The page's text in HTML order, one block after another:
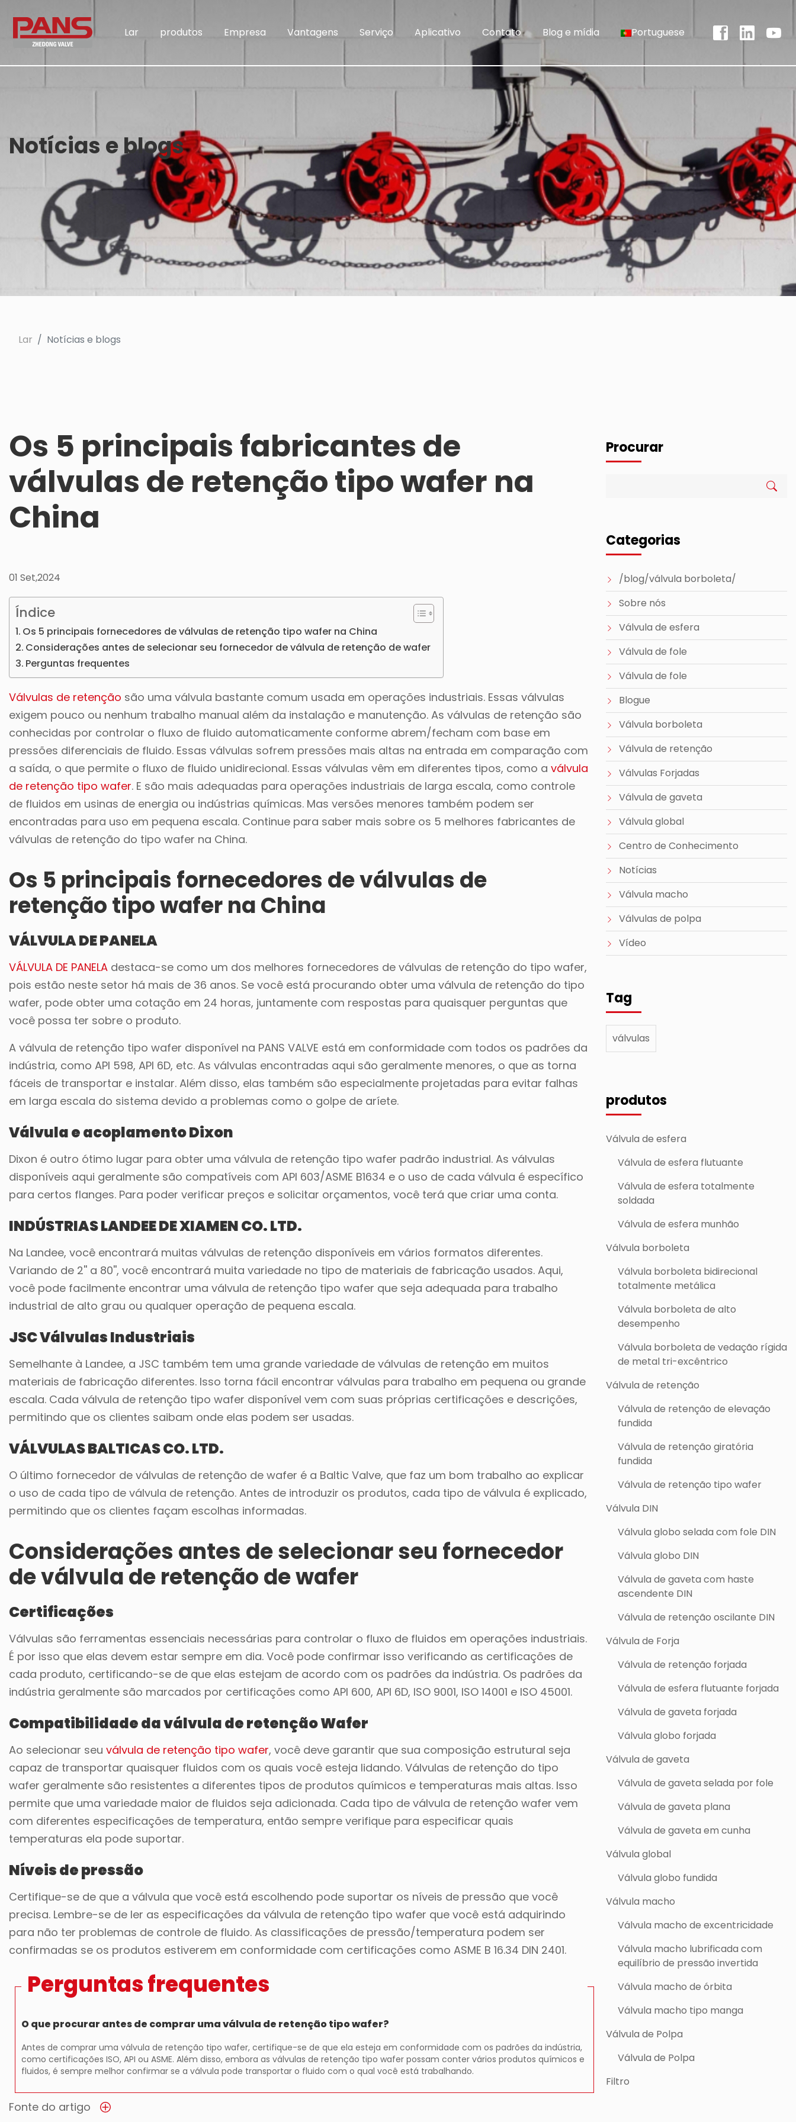
Lar produtos Empresa Vantagens Serviço Aplicativo Contato Blog e mídia Portuguese
Notícias e blogs
Lar Notícias e blogs
Os 5 principais fabricantes de
válvulas de retenção tipo wafer na
China
01 Set,2024
Índice
Os 5 principais fornecedores de válvulas de retenção tipo wafer na China
Considerações antes de selecionar seu fornecedor de válvula de retenção de wafer
Perguntas frequentes
Válvulas de retenção são uma válvula bastante comum usada em operações industriais. Essas válvulas
exigem pouco ou nenhum trabalho manual além da instalação e manutenção. As válvulas de retenção são
conhecidas por controlar o fluxo de fluido automaticamente conforme abrem/fecham com base em
pressões diferenciais de fluido. Essas válvulas sofrem pressões mais altas na entrada em comparação com
a saída, o que permite o fluxo de fluido unidirecional. Essas válvulas vêm em diferentes tipos, como a válvula
de retenção tipo wafer. E são mais adequadas para operações industriais de larga escala, como controle
de fluidos em usinas de energia ou indústrias químicas. Mas versões menores também podem ser
encontradas para uso em pequena escala. Continue para saber mais sobre os 5 melhores fabricantes de
válvulas de retenção do tipo wafer na China.
Os 5 principais fornecedores de válvulas de
retenção tipo wafer na China
VÁLVULA DE PANELA
VÁLVULA DE PANELA destaca-se como um dos melhores fornecedores de válvulas de retenção do tipo wafer,
pois estão neste setor há mais de 36 anos. Se você está procurando obter uma válvula de retenção do tipo
wafer, pode obter uma cotação em 24 horas, juntamente com respostas para quaisquer perguntas que
você possa ter sobre o produto.
A válvula de retenção tipo wafer disponível na PANS VALVE está em conformidade com todos os padrões da
indústria, como API 598, API 6D, etc. As válvulas encontradas aqui são geralmente menores, o que as torna
fáceis de transportar e instalar. Além disso, elas também são especialmente projetadas para evitar falhas
em larga escala do sistema devido a problemas como o golpe de aríete.
Válvula e acoplamento Dixon
Dixon é outro ótimo lugar para obter uma válvula de retenção tipo wafer padrão industrial. As válvulas
disponíveis aqui geralmente são compatíveis com API 603/ASME B1634 e o uso de cada válvula é específico
para certos flanges. Para poder verificar preços e solicitar orçamentos, você terá que criar uma conta.
INDÚSTRIAS LANDEE DE XIAMEN CO. LTD.
Na Landee, você encontrará muitas válvulas de retenção disponíveis em vários formatos diferentes.
Variando de 2'' a 80'', você encontrará muita variedade no tipo de materiais de fabricação usados. Aqui,
você pode facilmente encontrar uma válvula de retenção tipo wafer que seja adequada para trabalho
industrial de alto grau ou qualquer operação de pequena escala.
JSC Válvulas Industriais
Semelhante à Landee, a JSC também tem uma grande variedade de válvulas de retenção em muitos
materiais de fabricação diferentes. Isso torna fácil encontrar válvulas para trabalho em pequena ou grande
escala. Cada válvula de retenção tipo wafer disponível vem com suas próprias certificações e descrições,
permitindo que os clientes saibam onde elas podem ser usadas.
VÁLVULAS BALTICAS CO. LTD.
O último fornecedor de válvulas de retenção de wafer é a Baltic Valve, que faz um bom trabalho ao explicar
o uso de cada tipo de válvula de retenção. Antes de introduzir os produtos, cada tipo de válvula é explicado,
permitindo que os clientes façam escolhas informadas.
Considerações antes de selecionar seu fornecedor
de válvula de retenção de wafer
Certificações
Válvulas são ferramentas essenciais necessárias para controlar o fluxo de fluidos em operações industriais.
É por isso que elas devem estar sempre em dia. Você pode confirmar isso verificando as certificações de
cada produto, certificando-se de que elas estejam de acordo com os padrões da indústria. Os padrões da
indústria geralmente são marcados por certificações como API 600, API 6D, ISO 9001, ISO 14001 e ISO 45001.
Compatibilidade da válvula de retenção Wafer
Ao selecionar seu válvula de retenção tipo wafer, você deve garantir que sua composição estrutural seja
capaz de transportar quaisquer fluidos com os quais você esteja lidando. Válvulas de retenção do tipo
wafer geralmente são resistentes a diferentes tipos de produtos químicos e temperaturas mais altas. Isso
permite que uma variedade maior de fluidos seja adicionada. Cada tipo de válvula de retenção wafer vem
com diferentes especificações de temperatura, então sempre verifique para especificar quais
temperaturas ela pode suportar.
Níveis de pressão
Certifique-se de que a válvula que você está escolhendo pode suportar os níveis de pressão que você
precisa. Lembre-se de ler as especificações da válvula de retenção tipo wafer que você está adquirindo
para não ter problemas de controle de fluido. As classificações de pressão/temperatura podem ser
confirmadas se os produtos estiverem em conformidade com certificações como ASME B 16.34 DIN 2401.
Perguntas frequentes
O que procurar antes de comprar uma válvula de retenção tipo wafer?
Antes de comprar uma válvula de retenção tipo wafer, certifique-se de que ela esteja em conformidade com os padrões da indústria,
como certificações ISO, API ou ASME. Além disso, embora as válvulas de retenção tipo wafer possam conter vários produtos químicos e
fluidos, é sempre melhor confirmar se a válvula pode transportar o fluido com o qual você está trabalhando.
Fonte do artigo
Procurar
Categorias
/blog/válvula borboleta/
Sobre nós
Válvula de esfera
Válvula de fole
Válvula de fole
Blogue
Válvula borboleta
Válvula de retenção
Válvulas Forjadas
Válvula de gaveta
Válvula global
Centro de Conhecimento
Notícias
Válvula macho
Válvulas de polpa
Vídeo
Tag
válvulas
produtos
Válvula de esfera
Válvula de esfera flutuante
Válvula de esfera totalmente
soldada
Válvula de esfera munhão
Válvula borboleta
Válvula borboleta bidirecional
totalmente metálica
Válvula borboleta de alto
desempenho
Válvula borboleta de vedação rígida
de metal tri-excêntrico
Válvula de retenção
Válvula de retenção de elevação
fundida
Válvula de retenção giratória
fundida
Válvula de retenção tipo wafer
Válvula DIN
Válvula globo selada com fole DIN
Válvula globo DIN
Válvula de gaveta com haste
ascendente DIN
Válvula de retenção oscilante DIN
Válvula de Forja
Válvula de retenção forjada
Válvula de esfera flutuante forjada
Válvula de gaveta forjada
Válvula globo forjada
Válvula de gaveta
Válvula de gaveta selada por fole
Válvula de gaveta plana
Válvula de gaveta em cunha
Válvula global
Válvula globo fundida
Válvula macho
Válvula macho de excentricidade
Válvula macho lubrificada com
equilíbrio de pressão invertida
Válvula macho de órbita
Válvula macho tipo manga
Válvula de Polpa
Válvula de Polpa
Filtro